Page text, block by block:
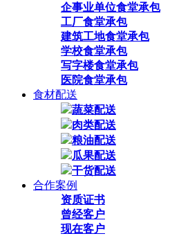
企事业单位食堂承包
工厂食堂承包
建筑工地食堂承包
学校食堂承包
写字楼食堂承包
医院食堂承包
食材配送
蔬菜配送
肉类配送
粮油配送
瓜果配送
干货配送
合作案例
资质证书
曾经客户
现在客户